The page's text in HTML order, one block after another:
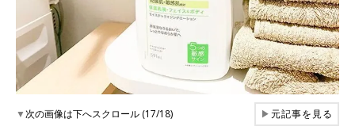
▼次の画像は下へスクロール (17/18) ▶元記事を見る